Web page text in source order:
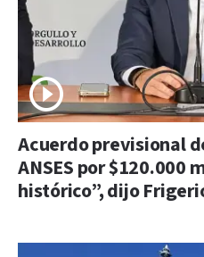
Acuerdo previsional
ANSES por $120.000
histórico”, dijo